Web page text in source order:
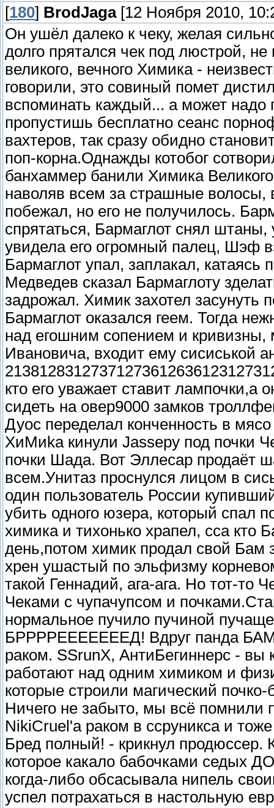
[180] BrodJaga[12 Ноября 2010,
Он ушёл далеко к чеку, желая
долго прятался чек под люстрой,
великого, вечного Химика -
говорили, это совиный помет
вспоминать каждый... а может надо
пропустишь бесплатно сеанс
вахтеров, так сразу обидно
поп-корна.Однажды котобог
банхаммер банили Химика
наволяв всем за страшные волосы,
побежал, но его не получилось.
спрятаться, Бармаглот снял
увидела его огромный палец, Шэф
Бармаглот упал, заплакал,
Медведев сказал Бармаглоту
задрожал. Химик захотел
Бармаглот оказался геем. Тогда
над егошним сопением и кривизны,
Ивановича, входит ему сисиськой
кто его уважает ставит лампочки,а
сидеть на овер9000 замков
Дуос переделал конченность в
ХиМиkа кинули Jassеру под почки
почки Шада. Вот Эллесар продаёт
всем.Унитаз проснулся лицом в
один пользователь России
убить одного юзера, который спал
химика и тихонько храпел, сса кто
день,потом химик продал свой Бам
хрен ушастый по эльфизму
такой Геннадий, ага-ага. Но тот-то
Чеками с чупачупсом и
нормальное пучило пучиной
БРРРРЕЕЕЕЕЕЕД! Вдруг панда
раком. SSrunX, АнтиБегиннерс -
работают над одним химиком и
которые строили магический
Ничего не забыто, мы всё помнили
NikiCruel'a раком в ссруникса и
Бред полный! - крикнул продюссер.
которое какало бабочками седых
когда-либо обсасывала нипель
успел потрахаться в настольную